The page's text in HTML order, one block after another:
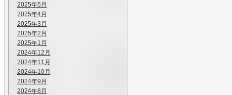
2025年5月
2025年4月
2025年3月
2025年2月
2025年1月
2024年12月
2024年11月
2024年10月
2024年9月
2024年8月